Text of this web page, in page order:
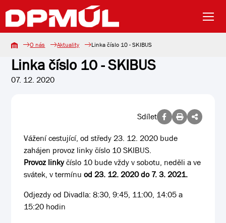
O nás Aktuality Linka číslo 10 - SKIBUS
Linka číslo 10 - SKIBUS
07. 12. 2020
Sdílet
Vážení cestující, od středy 23. 12. 2020 bude
zahájen provoz linky číslo 10 SKIBUS.
Provoz linkyčíslo 10 bude vždy v sobotu, neděli a ve
svátek, v termínuod 23. 12. 2020 do 7. 3. 2021.
Odjezdy od Divadla: 8:30, 9:45, 11:00, 14:05 a
15:20 hodin